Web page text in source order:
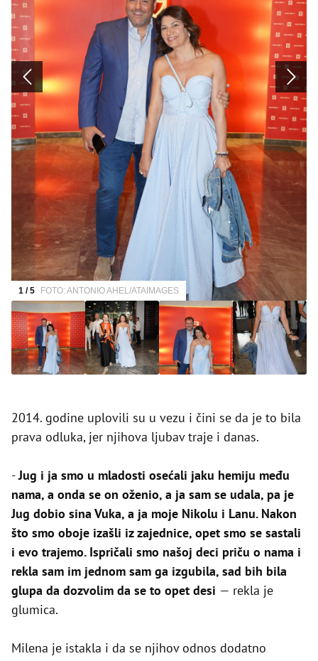
1 / 5 FOTO: ANTONIO AHEL/ATAIMAGES
2014. godine uplovili su u vezu i čini se da je to bila
prava odluka, jer njihova ljubav traje i danas.
-Jug i ja smo u mladosti osećali jaku hemiju među
nama, a onda se on oženio, a ja sam se udala, pa je
Jug dobio sina Vuka, a ja moje Nikolu i Lanu. Nakon
što smo oboje izašli iz zajednice, opet smo se sastali
i evo trajemo. Ispričali smo našoj deci priču o nama i
rekla sam im jednom sam ga izgubila, sad bih bila
glupa da dozvolim da se to opet desi — rekla je
glumica.
Milena je istakla i da se njihov odnos dodatno